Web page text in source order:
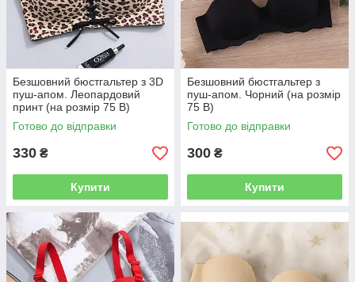
Безшовний бюстгальтер з 3D
пуш-апом. Леопардовий
принт (на розмір 75 B)
Готово до відправки
330 ₴
Купити
Безшовний бюстгальтер з
пуш-апом. Чорний (на розмір
75 B)
Готово до відправки
300 ₴
Купити